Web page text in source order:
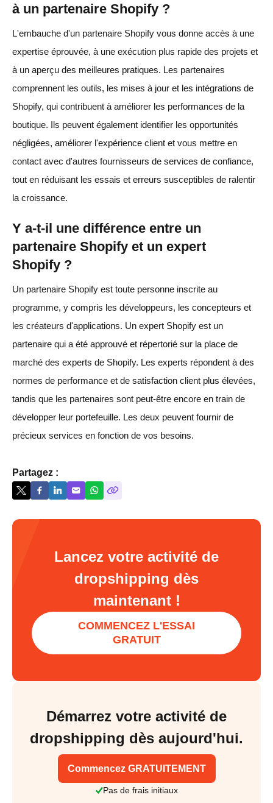
à un partenaire Shopify ?
L'embauche d'un partenaire Shopify vous donne accès à une
expertise éprouvée, à une exécution plus rapide des projets et
à un aperçu des meilleures pratiques. Les partenaires
comprennent les outils, les mises à jour et les intégrations de
Shopify, qui contribuent à améliorer les performances de la
boutique. Ils peuvent également identifier les opportunités
négligées, améliorer l'expérience client et vous mettre en
contact avec d'autres fournisseurs de services de confiance,
tout en réduisant les essais et erreurs susceptibles de ralentir
la croissance.
Y a-t-il une différence entre un
partenaire Shopify et un expert
Shopify ?
Un partenaire Shopify est toute personne inscrite au
programme, y compris les développeurs, les concepteurs et
les créateurs d'applications. Un expert Shopify est un
partenaire qui a été approuvé et répertorié sur la place de
marché des experts de Shopify. Les experts répondent à des
normes de performance et de satisfaction client plus élevées,
tandis que les partenaires sont peut-être encore en train de
développer leur portefeuille. Les deux peuvent fournir de
précieux services en fonction de vos besoins.
Partagez :
Lancez votre activité de
dropshipping dès
maintenant !
COMMENCEZ L'ESSAI
GRATUIT
Démarrez votre activité de
dropshipping dès aujourd'hui.
Commencez GRATUITEMENT
Pas de frais initiaux